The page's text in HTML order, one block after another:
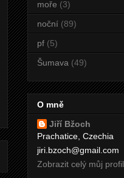
moře (3)
noční (89)
pf (5)
Šumava (49)
O mně
Jiří Bžoch
Prachatice, Czechia
jiri.bzoch@gmail.com
Zobrazit celý můj profil